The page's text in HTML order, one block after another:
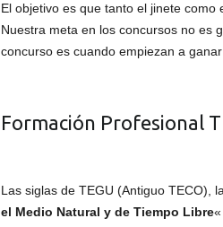
El objetivo es que tanto el jinete
Nuestra meta en los concursos no es
concurso es cuando empiezan a
Formación Profesional
Las siglas de TEGU (Antiguo TECO),
el Medio Natural y de Tiempo Libre«